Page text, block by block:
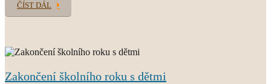
ČÍST DÁL
Zakončení školního roku s dětmi